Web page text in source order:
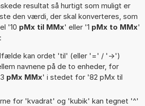
resultat så hurtigt som muligt er
den værdi, der skal konverteres, som
'10 pMx til MMx' eller '1 pMx to MMx'
kan ordet 'til' (eller '=' / '->')
navnene på de to enheder, for
pMx MMx' i stedet for '82 pMx til
for 'kvadrat' og 'kubik' kan tegnet '^'